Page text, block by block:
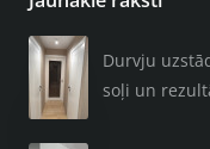
Durvju
soļi un